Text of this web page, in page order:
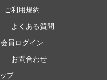
ご利用規約
よくある質問
会員ログイン
お問合わせ
プ